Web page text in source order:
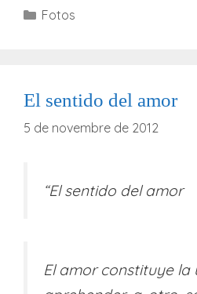
Categories
Fotos
El sentido del amor
5 de novembre de 2012
“El sentido del amor
El amor constituye la